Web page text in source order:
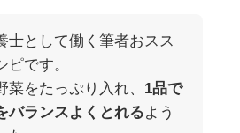
士として働く筆者おスス
ピです。
菜をたっぷり入れ、 1品で
バランスよくとれるよう